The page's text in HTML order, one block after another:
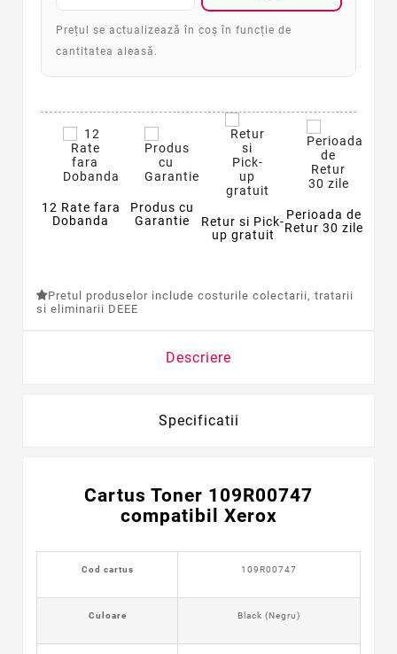
Prețul se actualizează în coș în funcție de
cantitatea aleasă.
12 Rate fara
Dobanda
Produs cu
Garantie
Retur si Pick-
up gratuit
Perioada de
Retur 30 zile
Pretul produselor include costurile colectarii, tratarii
si eliminarii DEEE
Descriere
Specificatii
Cartus Toner 109R00747
compatibil Xerox
Cod cartus 109R00747
Culoare Black (Negru)